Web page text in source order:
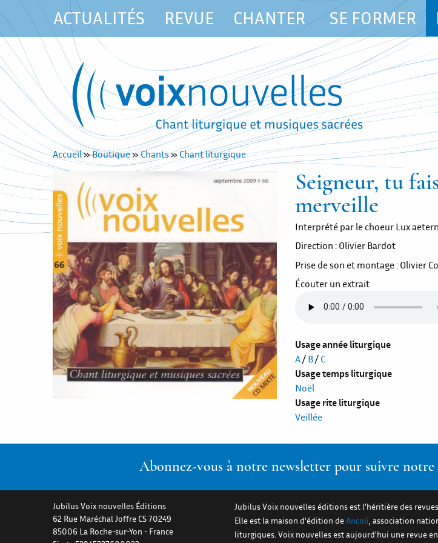
ACTUALITÉS REVUE CHANTER SE FORMER
Accueil»Boutique»Chants»Chant liturgique
Seigneur, tu
merveille
Interprété par le choeur Lux
Direction : Olivier Bardot
Prise de son et montage : Olivier
Écouter un extrait
Usage année liturgique
A/ B/ C
Usage temps liturgique
Noël
Usage rite liturgique
Veillée
Abonnez-vous à notre newsletter pour suivre notre
Jubilus Voix nouvelles Éditions
62 Rue Maréchal Joffre CS 70249
85006 La Roche-sur-Yon - France
Jubilus Voix nouvelles éditions est l'héritière des
Elle est la maison d'édition deAncoli, association
liturgiques. Voix nouvelles est aujourd'hui une revue